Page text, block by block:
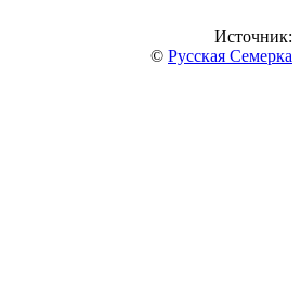
Источник:
© Русская Семерка